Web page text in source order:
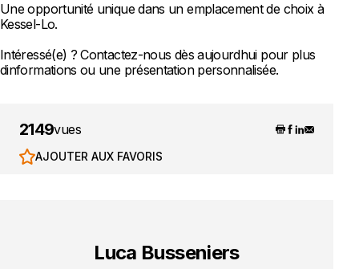
Une opportunité unique dans un emplacement de choix à
Kessel-Lo.
Intéressé(e) ? Contactez-nous dès aujourdhui pour plus
dinformations ou une présentation personnalisée.
2149vues
AJOUTER AUX FAVORIS
Luca Busseniers